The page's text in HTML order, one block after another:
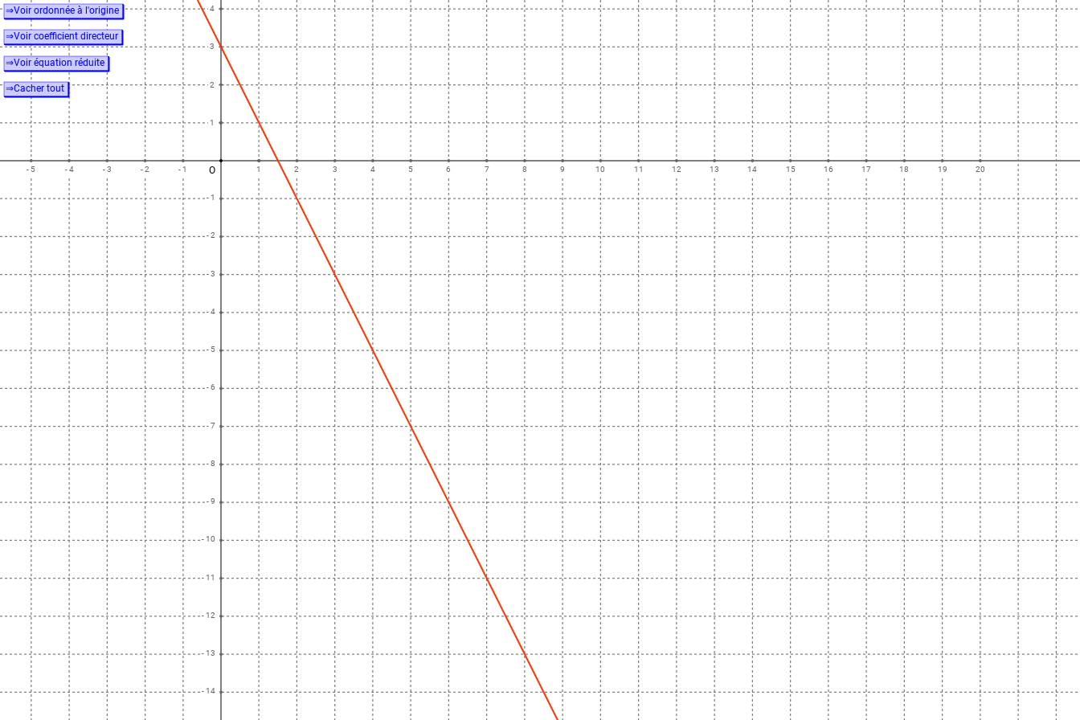
O 1 2 3 4 5 6 7 8 9 10 11 12 13 14 15 16 17 18 19 20
- 1
- 2
- 3
- 4
- 5
1
2
3
4
- 1
- 2
- 3
- 4
- 5
- 6
- 7
- 8
- 9
- 10
- 11
- 12
- 13
- 14
⇒Voir ordonnée à l'origine
⇒Voir coefficient directeur
⇒Voir équation réduite
⇒Cacher tout